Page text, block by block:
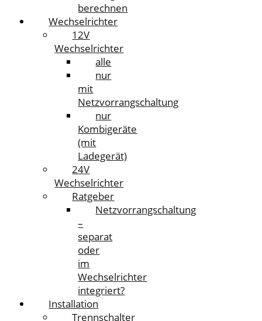
berechnen
Wechselrichter
12V
Wechselrichter
alle
nur
mit
Netzvorrangschaltung
nur
Kombigeräte
(mit
Ladegerät)
24V
Wechselrichter
Ratgeber
Netzvorrangschaltung
–
separat
oder
im
Wechselrichter
integriert?
Installation
Trennschalter